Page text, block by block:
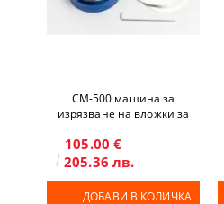
CM-500 машина за
изрязване на вложки за
105.00 €
205.36 лв.
ДОБАВИ В КОЛИЧКА